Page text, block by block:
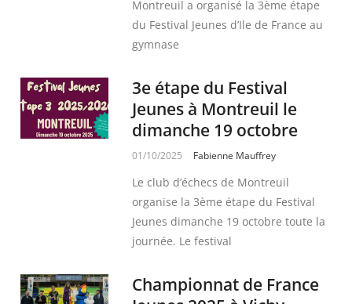
Montreuil a organisé la 3ème étape
du Festival Jeunes d’Ile de France au
gymnase
3e étape du Festival
Jeunes à Montreuil le
dimanche 19 octobre
01/10/2025 Fabienne Mauffrey
Le club d’échecs de Montreuil
organise la 3ème étape du Festival
Jeunes dimanche 19 octobre toute la
journée. Le festival
Championnat de France